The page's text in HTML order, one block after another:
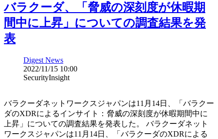
バラクーダ、「脅威の深刻度が休暇期
間中に上昇」についての調査結果を発
表
Digest News
2022/11/15 10:00
SecurityInsight
バラクーダネットワークスジャパンは11月14日、「バラクー
ダのXDRによるインサイト：脅威の深刻度が休暇期間中に
上昇」についての調査結果を発表した。 バラクーダネット
ワークスジャパンは11月14日、「バラクーダのXDRによる